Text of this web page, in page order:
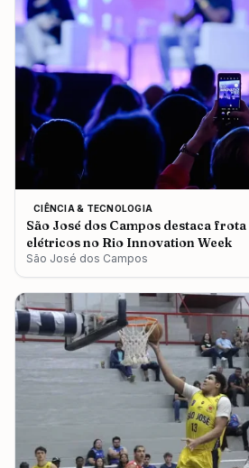
CIÊNCIA & TECNOLOGIA
São José dos Campos destaca
elétricos no Rio Innovation Week
São José dos Campos